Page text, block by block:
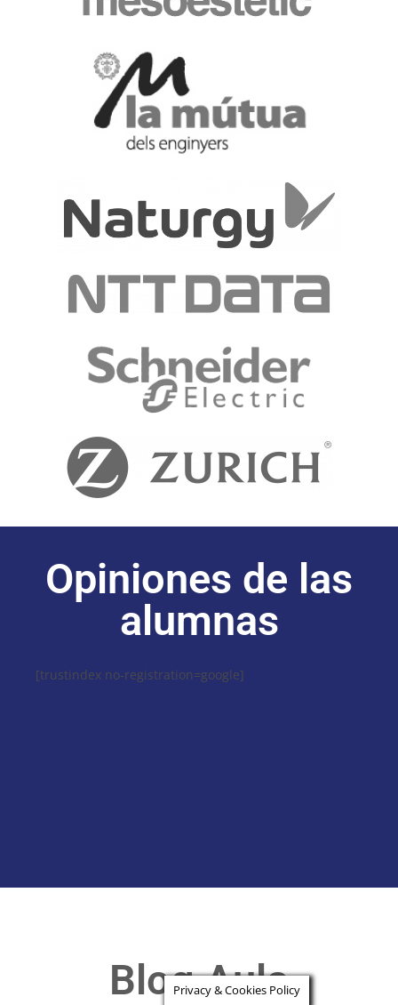
Opiniones de las
alumnas
[trustindex no-registration=google]
Blog Aula
Privacy & Cookies Policy